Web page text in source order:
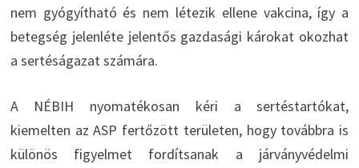
nem gyógyítható és nem létezik ellene vakcina, így a
betegség jelenléte jelentős gazdasági károkat okozhat
a sertéságazat számára.
A NÉBIH nyomatékosan kéri a sertéstartókat,
kiemelten az ASP fertőzött területen, hogy továbbra is
különös figyelmet fordítsanak a járványvédelmi